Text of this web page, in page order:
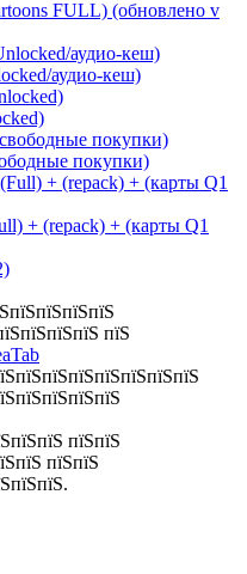
FULL) (обновлено v
аудио-кеш)
покупки)
+ (repack) + (карты Q1
пїЅ
пїЅпїЅ
пїЅпїЅ